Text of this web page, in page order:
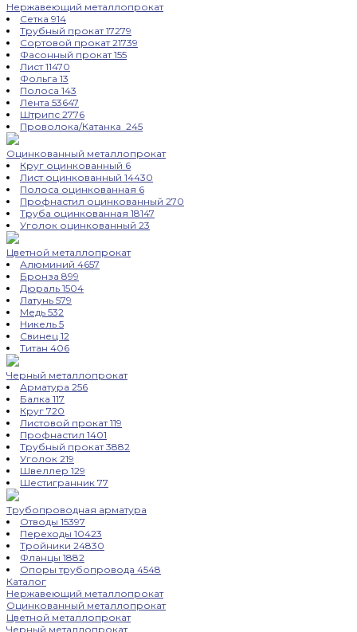
Нержавеющий металлопрокат
Сетка 914
Трубный прокат17279
Сортовой прокат21739
Фасонный прокат155
Лист11470
Фольга 13
Полоса 143
Лента 53647
Штрипс 2776
Проволока/Катанка 245
Оцинкованный металлопрокат
Круг оцинкованный 6
Лист оцинкованный 14430
Полоса оцинкованная 6
Профнастил оцинкованный 270
Труба оцинкованная 18147
Уголок оцинкованный 23
Цветной металлопрокат
Алюминий 4657
Бронза 899
Дюраль 1504
Латунь 579
Медь 532
Никель 5
Свинец 12
Титан 406
Черный металлопрокат
Арматура 256
Балка 117
Круг 720
Листовой прокат119
Профнастил 1401
Трубный прокат3882
Уголок 219
Швеллер 129
Шестигранник 77
Трубопроводная арматура
Отводы 15397
Переходы 10423
Тройники 24830
Фланцы 1882
Опоры трубопровода 4548
Каталог
Нержавеющий металлопрокат
Оцинкованный металлопрокат
Цветной металлопрокат
Черный металлопрокат